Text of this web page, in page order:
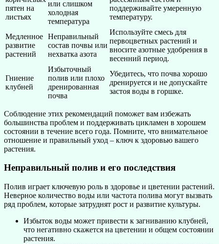
пятен на
листьях
или слишком
холодная
температура
поддерживайте умеренную
температуру.
Медленное
развитие
растений
Неправильный
состав почвы или
нехватка азота
Используйте смесь для
первоцветных растений и
вносите азотные удобрения в
весенний период.
Гниение
клубней
Избыточный
полив или плохо
дренированная
почва
Убедитесь, что почва хорошо
дренируется и не допускайте
застоя воды в горшке.
Соблюдение этих рекомендаций поможет вам избежать
большинства проблем и поддерживать цикламен в хорошем
состоянии в течение всего года. Помните, что внимательное
отношение и правильный уход – ключ к здоровью вашего
растения.
Неправильный полив и его последствия
Полив играет ключевую роль в здоровье и цветении растений.
Неверное количество воды или частота полива могут вызвать
ряд проблем, которые затруднят рост и развитие культуры.
Избыток воды может привести к загниванию клубней,
что негативно скажется на цветении и общем состоянии
растения.